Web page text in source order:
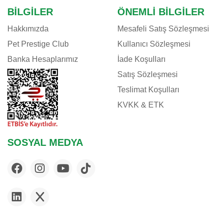
E-JET
EXO TERRA
EZYDOG
FELIX
FERPLAST
FLAMINGO
FLEXI
G & B
GIMCAT
BILGILER
Hakkımızda
Pet Prestige Club
Banka Hesaplarımız
ÖNEMLI BILGILER
Mesafeli Satış Sözleşmesi
Kullanıcı Sözleşmesi
İade Koşulları
Satış Sözleşmesi
Teslimat Koşulları
KVKK & ETK
SOSYAL MEDYA